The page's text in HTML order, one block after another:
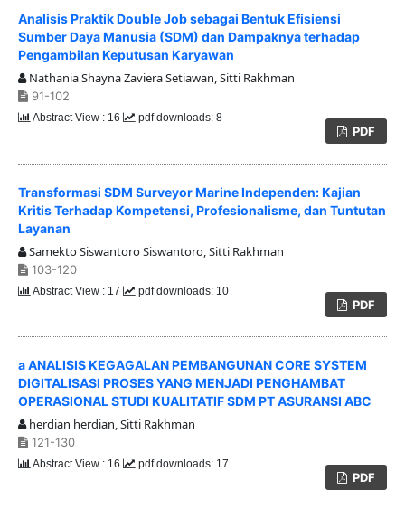
Analisis Praktik Double Job sebagai Bentuk Efisiensi
Sumber Daya Manusia (SDM) dan Dampaknya terhadap
Pengambilan Keputusan Karyawan
Nathania Shayna Zaviera Setiawan, Sitti Rakhman
91-102
PDF
Abstract View : 16 pdf downloads: 8
Transformasi SDM Surveyor Marine Independen: Kajian
Kritis Terhadap Kompetensi, Profesionalisme, dan Tuntutan
Layanan
Samekto Siswantoro Siswantoro, Sitti Rakhman
103-120
PDF
Abstract View : 17 pdf downloads: 10
a ANALISIS KEGAGALAN PEMBANGUNAN CORE SYSTEM
DIGITALISASI PROSES YANG MENJADI PENGHAMBAT
OPERASIONAL STUDI KUALITATIF SDM PT ASURANSI ABC
herdian herdian, Sitti Rakhman
121-130
PDF
Abstract View : 16 pdf downloads: 17